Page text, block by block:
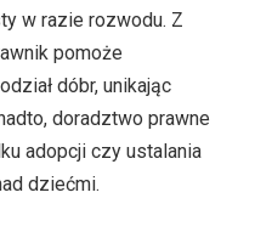
w razie rozwodu. Z
pomoże
dóbr, unikając
doradztwo prawne
adopcji czy ustalania
dziećmi.